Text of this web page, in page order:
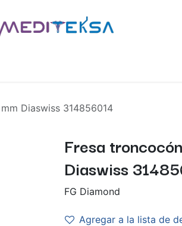
Diaswiss 314856014
Fresa
Diaswiss
FG Diamond
Agregar a la lista de